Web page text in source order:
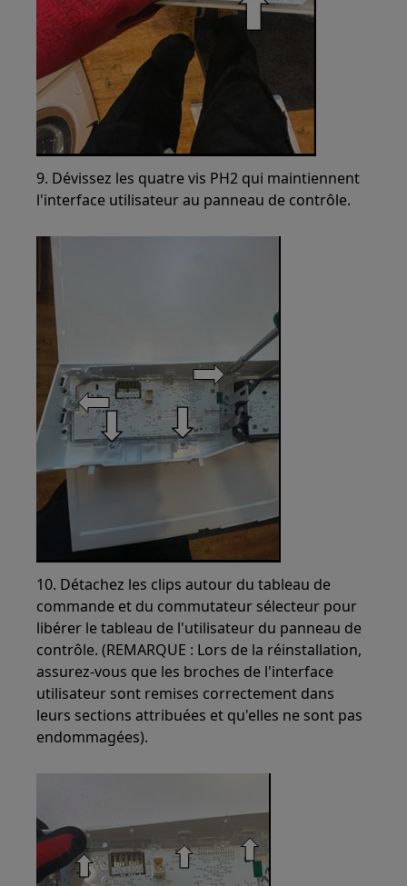
9. Dévissez les quatre vis PH2 qui maintiennent
l'interface utilisateur au panneau de contrôle.
10. Détachez les clips autour du tableau de
commande et du commutateur sélecteur pour
libérer le tableau de l'utilisateur du panneau de
contrôle. (REMARQUE : Lors de la réinstallation,
assurez-vous que les broches de l'interface
utilisateur sont remises correctement dans
leurs sections attribuées et qu'elles ne sont pas
endommagées).